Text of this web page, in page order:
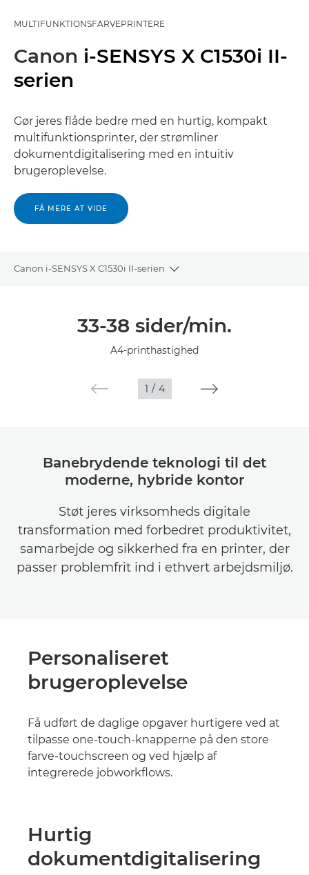
MULTIFUNKTIONSFARVEPRINTERE
Canon i-SENSYS X C1530i II-
serien
Gør jeres flåde bedre med en hurtig, kompakt
multifunktionsprinter, der strømliner
dokumentdigitalisering med en intuitiv
brugeroplevelse.
FÅ MERE AT VIDE
Canon i-SENSYS X C1530i II-serien
Toggle breadcrumbs
33-38 sider/min.
A4-printhastighed
1 / 4
Banebrydende teknologi til det
moderne, hybride kontor
Støt jeres virksomheds digitale
transformation med forbedret produktivitet,
samarbejde og sikkerhed fra en printer, der
passer problemfrit ind i ethvert arbejdsmiljø.
Personaliseret
brugeroplevelse
Få udført de daglige opgaver hurtigere ved at
tilpasse one-touch-knapperne på den store
farve-touchscreen og ved hjælp af
integrerede jobworkflows.
Hurtig
dokumentdigitalisering